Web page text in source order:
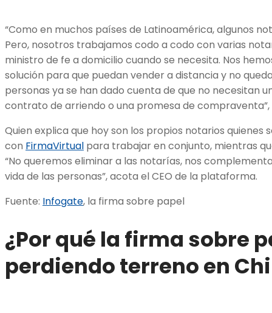
“Como en muchos países de Latinoamérica, algunos
Pero, nosotros trabajamos codo a codo con varias
ministro de fe a domicilio cuando se necesita. Nos
solución para que puedan vender a distancia y no
personas ya se han dado cuenta de que no necesitan
contrato de arriendo o una promesa de
Quien explica que hoy son los propios notarios quienes
con FirmaVirtual para trabajar en conjunto, mientras
“No queremos eliminar a las notarías, nos
vida de las personas”, acota el CEO de la plataforma.
Fuente: Infogate, la firma sobre papel
¿Por qué la firma sobre
perdiendo terreno en